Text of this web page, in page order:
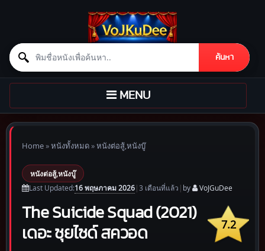
Search for:
ค้นหา
Skip to content
TOGGLE
NAVIGATION
MENU
Home»หนังทั้งหมด»หนังต่อสู้,หนังบู๊
หนังต่อสู้,หนังบู๊
Last Updated:16 พฤษภาคม 2026|3 เดือนที่แล้ว | by VoJGuDee
7.2
The Suicide Squad (2021)
เดอะ ซุยไซด์ สควอด